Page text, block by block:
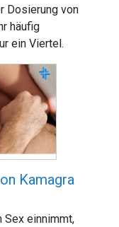
Dosierung von
häufig
ein Viertel.
Kamagra
Sex einnimmt,